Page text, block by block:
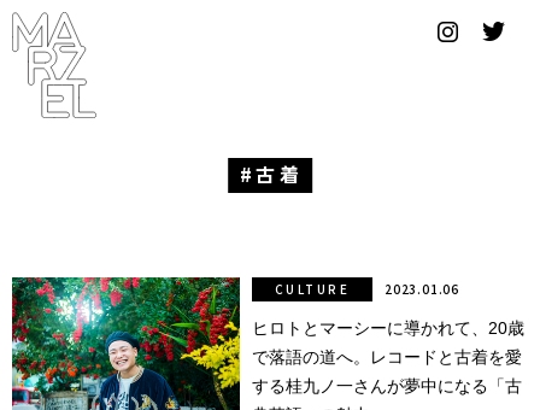
フィ
デザ
ナー
ー
プール
スーツ
古着
ヒロトとマーシーに導かれて、20歳
で落語の道へ。レコードと古着を愛
する桂九ノ一さんが夢中になる「古
CULTURE 2023.01.06